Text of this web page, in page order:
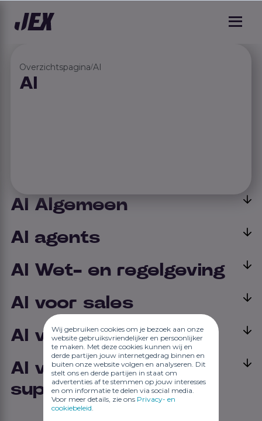
Wij gebruiken cookies om je bezoek aan onze
website gebruiksvriendelijker en persoonlijker
te maken. Met deze cookies kunnen wij en
derde partijen jouw internetgedrag binnen en
buiten onze website volgen en analyseren. Dit
stelt ons en derde partijen in staat om
advertenties af te stemmen op jouw interesses
en om informatie te delen via social media.
Voor meer details, zie ons Privacy- en
cookiebeleid
Overzichtspagina/AI
AI
AI Algemeen
AI agents
AI Wet- en regelgeving
AI voor sales
AI voor recruitment
AI voor service en
support